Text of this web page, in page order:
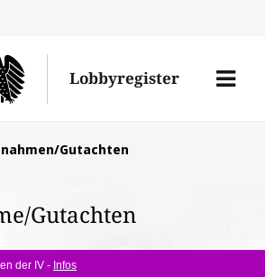
Lobbyregister
Menü
Gutachten
Gutachten
der IV - Infos